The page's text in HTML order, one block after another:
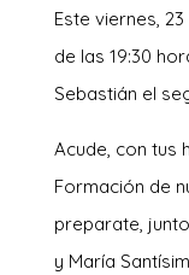
Este viernes,
de las 19:30
Sebastián el
Acude, con tus
Formación de
preparate,
y María